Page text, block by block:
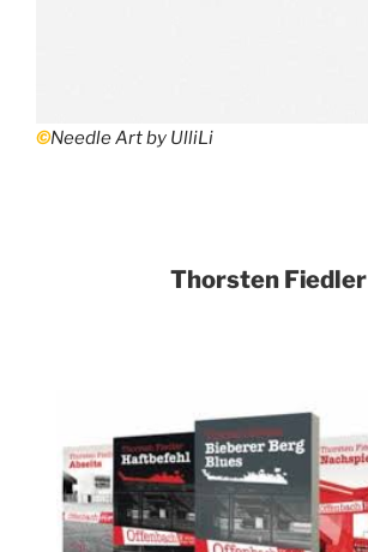
©Needle Art by UlliLi
Thorsten Fiedler